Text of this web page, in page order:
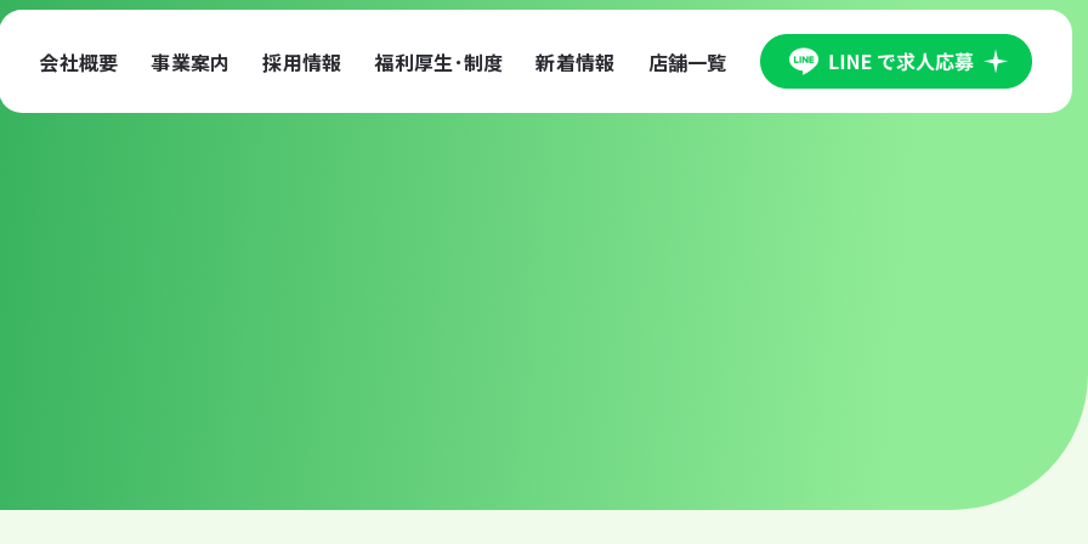
会社概要 事業案内 採用情報 福利厚生･制度 新着情報 店舗一覧